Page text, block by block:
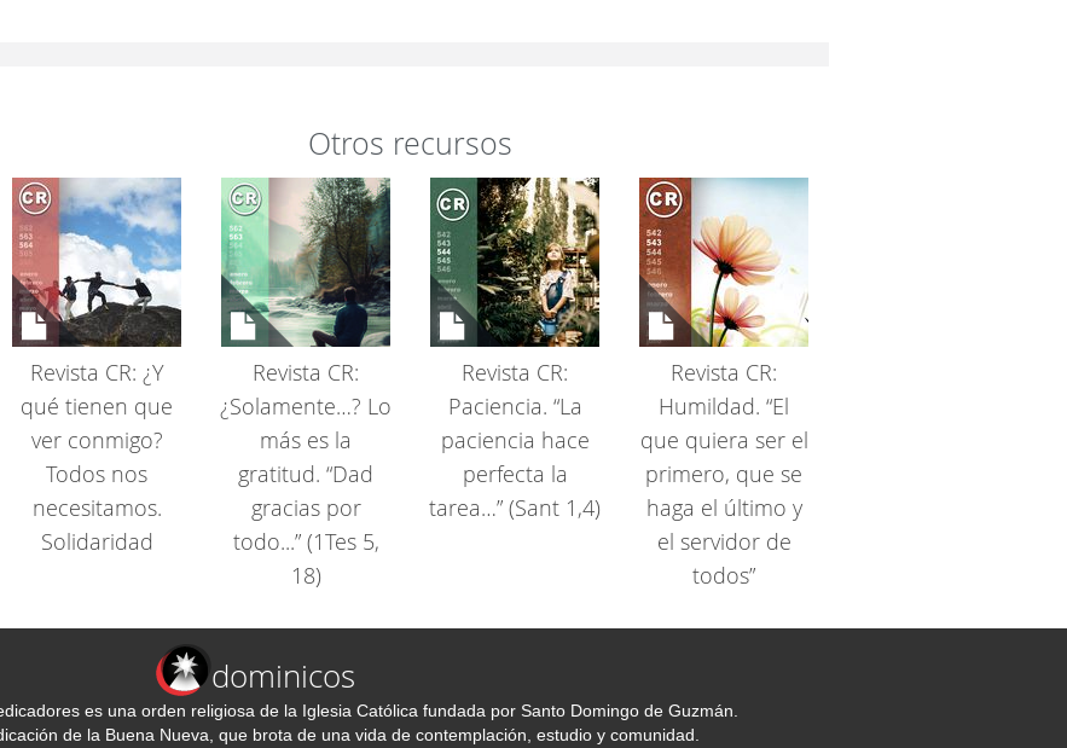
Otros recursos
Revista CR: ¿Y
qué tienen que
ver conmigo?
Todos nos
necesitamos.
Solidaridad
Revista CR:
¿Solamente…? Lo
más es la
gratitud. “Dad
gracias por
todo...” (1Tes 5,
18)
Revista CR:
Paciencia. “La
paciencia hace
perfecta la
tarea…” (Sant 1,4)
Revista CR:
Humildad. “El
que quiera ser el
primero, que se
haga el último y
el servidor de
todos”
dominicos
es una orden religiosa de la Iglesia Católica fundada por Santo Domingo de Guzmán.
de la Buena Nueva, que brota de una vida de contemplación, estudio y comunidad.